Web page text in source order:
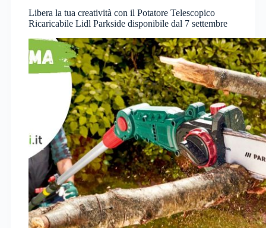
Libera la tua creatività con il Potatore Telescopico
Ricaricabile Lidl Parkside disponibile dal 7 settembre